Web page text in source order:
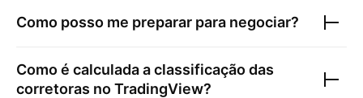
Como posso me preparar para negociar?
Como é calculada a classificação das
corretoras no TradingView?